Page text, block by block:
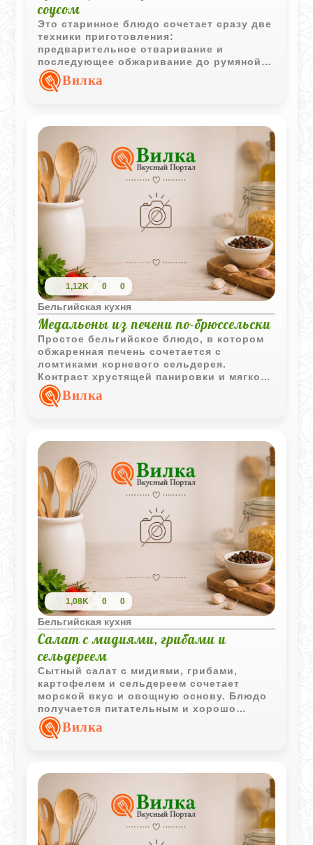
соусом
Это старинное блюдо сочетает сразу две
техники приготовления:
предварительное отваривание и
последующее обжаривание до румяной
корочки. Дополняет гуся ароматный
чесночный соус с лёгкими сливочными
Вилка
1,12K 0 0
Бельгийская кухня
Медальоны из печени по-брюссельски
Простое бельгийское блюдо, в котором
обжаренная печень сочетается с
ломтиками корневого сельдерея.
Контраст хрустящей панировки и мягкой
овощной основы делает подачу
особенно интересной.
Вилка
1,08K 0 0
Бельгийская кухня
Салат с мидиями, грибами и
сельдереем
Сытный салат с мидиями, грибами,
картофелем и сельдереем сочетает
морской вкус и овощную основу. Блюдо
получается питательным и хорошо
подходит как для повседневного меню,
так и для праздничного стола.
Вилка